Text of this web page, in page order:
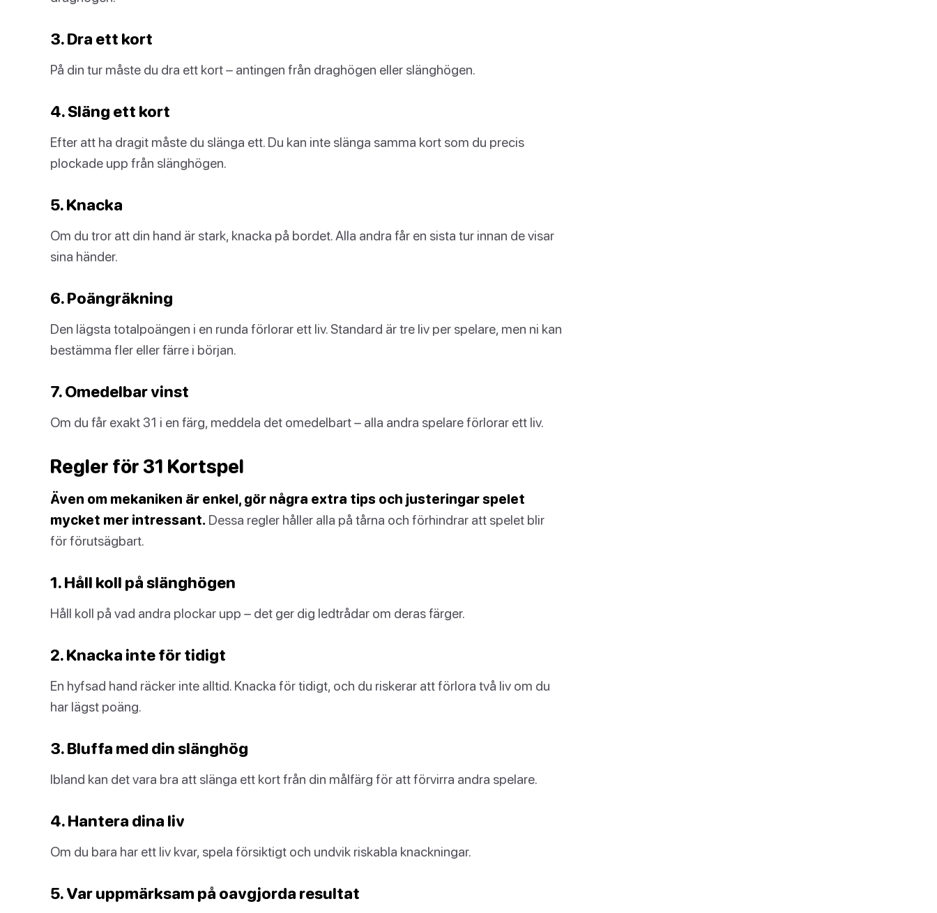
3. Dra ett kort
På din tur måste du dra ett kort – antingen från draghögen eller slänghögen.
4. Släng ett kort
Efter att ha dragit måste du slänga ett. Du kan inte slänga samma kort som du precis
plockade upp från slänghögen.
5. Knacka
Om du tror att din hand är stark, knacka på bordet. Alla andra får en sista tur innan de visar
sina händer.
6. Poängräkning
Den lägsta totalpoängen i en runda förlorar ett liv. Standard är tre liv per spelare, men ni kan
bestämma fler eller färre i början.
7. Omedelbar vinst
Om du får exakt 31 i en färg, meddela det omedelbart – alla andra spelare förlorar ett liv.
Regler för 31 Kortspel
Även om mekaniken är enkel, gör några extra tips och justeringar spelet
mycket mer intressant. Dessa regler håller alla på tårna och förhindrar att spelet blir
för förutsägbart.
1. Håll koll på slänghögen
Håll koll på vad andra plockar upp – det ger dig ledtrådar om deras färger.
2. Knacka inte för tidigt
En hyfsad hand räcker inte alltid. Knacka för tidigt, och du riskerar att förlora två liv om du
har lägst poäng.
3. Bluffa med din slänghög
Ibland kan det vara bra att slänga ett kort från din målfärg för att förvirra andra spelare.
4. Hantera dina liv
Om du bara har ett liv kvar, spela försiktigt och undvik riskabla knackningar.
5. Var uppmärksam på oavgjorda resultat